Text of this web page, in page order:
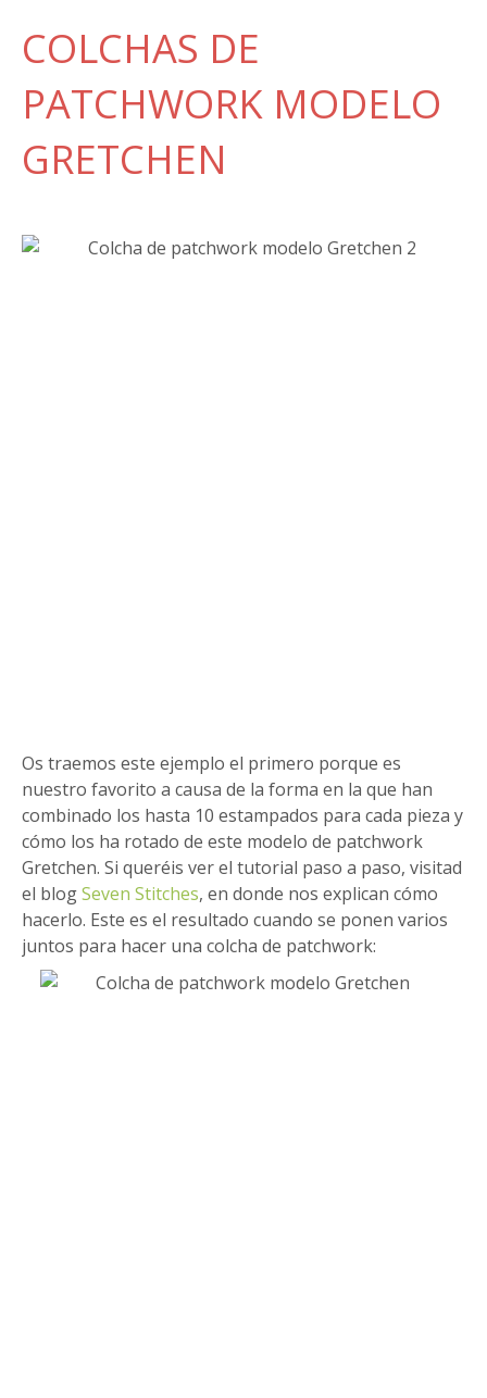
COLCHAS DE
PATCHWORK MODELO
GRETCHEN
Os traemos este ejemplo el primero porque es
nuestro favorito a causa de la forma en la que han
combinado los hasta 10 estampados para cada pieza y
cómo los ha rotado de este modelo de patchwork
Gretchen. Si queréis ver el tutorial paso a paso, visitad
el blogSeven Stitches, en donde nos explican cómo
hacerlo. Este es el resultado cuando se ponen varios
juntos para hacer una colcha de patchwork: